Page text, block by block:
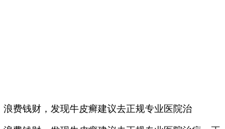
费钱财，发现牛皮癣建议去正规专业医院治